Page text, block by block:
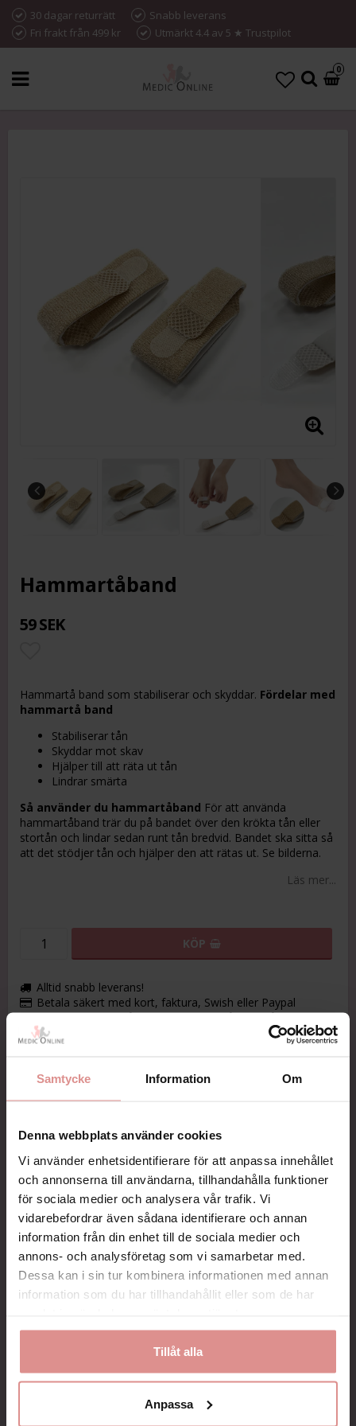
Samtycke Information Om
Denna webbplats använder cookies
Vi använder enhetsidentifierare för att anpassa innehållet
och annonserna till användarna, tillhandahålla funktioner
för sociala medier och analysera vår trafik. Vi
vidarebefordrar även sådana identifierare och annan
information från din enhet till de sociala medier och
annons- och analysföretag som vi samarbetar med.
Dessa kan i sin tur kombinera informationen med annan
information som du har tillhandahållit eller som de har
Tillåt alla
Anpassa
30 dagar returrätt
Snabb leverans
Fri frakt från 499 kr
Utmärkt 4.4 av 5 ★ Trustpilot
0
Hammartåband
59 SEK
Lägg till i favoritlistan
Hammartå band som stabiliserar och skyddar. Fördelar med
hammartå band
Stabiliserar tån
Skyddar mot skav
Hjälper till att räta ut tån
Lindrar smärta
Så använder du hammartåband För att använda
hammartåband trär du på bandet över den krökta tån eller
stortån och lindar sedan runt tån bredvid. Bandet ska sitta så
att det stödjer tån och hjälper den att rätas ut. Se bilderna.
Läs mer...
KÖP
Alltid snabb leverans!
Betala säkert med kort, faktura, Swish eller Paypal
Maila oss gärna så svarar vi snabbt på dina frågor.
Beskrivning
Art.nr: LF-0410
Hammartåband - Lindra smärta och skav
Lindra smärtan och skavet från hammartå
Hammartå är ett vanligt fotproblem som kan orsaka smärta
och obehag. Den beror på att en eller flera av tårna bredvid
stortån är krökta. Detta kan leda till smärta vid belastning,
Hammartåband hjälper dig att räta ut tån och minska
smärtan
Du trär bandet över hammartån och lindar runt en av tårna
Visa mer